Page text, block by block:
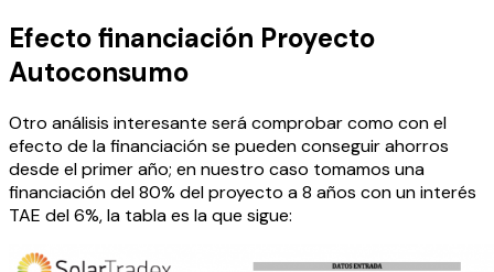
Efecto financiación Proyecto
Autoconsumo
Otro análisis interesante será comprobar como con el
efecto de la financiación se pueden conseguir ahorros
desde el primer año; en nuestro caso tomamos una
financiación del 80% del proyecto a 8 años con un interés
TAE del 6%, la tabla es la que sigue: